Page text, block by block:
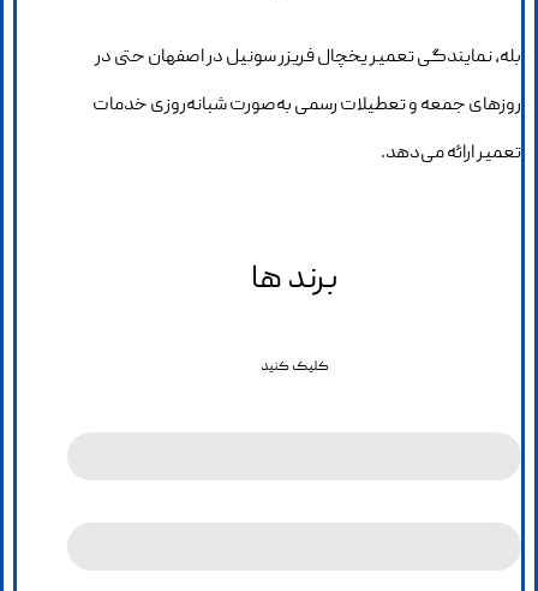
بله، نمایندگی تعمیر یخچال فریزر سونیل در اصفهان حتی در
روزهای جمعه و تعطیلات رسمی به‌صورت شبانه‌روزی خدمات
تعمیر ارائه می‌دهد.
برند ها
کلیک کنید